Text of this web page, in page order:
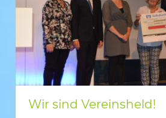
Wir sind Vereinsheld!